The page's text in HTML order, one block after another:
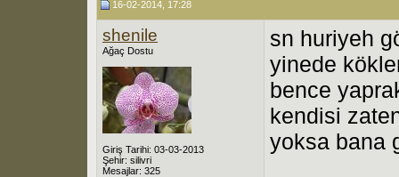
16-02-2014, 17:28
shenile
Ağaç Dostu
Giriş Tarihi: 03-03-2013
Şehir: silivri
Mesajlar: 325
sn huriyeh
yinede
bence
kendisi
yoksa bana